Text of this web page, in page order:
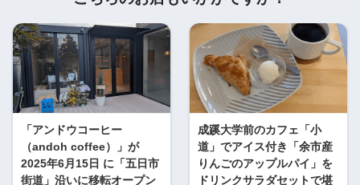
「アンドウコーヒー
（andoh coffee）」が
2025年6月15日 に「五日市
街道」沿いに移転オープン
成蹊大学前のカフェ「小
道」でアイス付き「余市産
りんごのアップルパイ」を
ドリンクサラダセットで堪